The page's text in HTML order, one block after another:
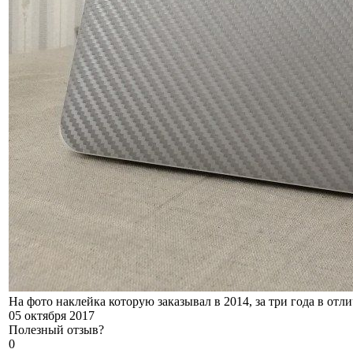
На фото наклейка которую заказывал в 2014, за три года в
05 октября 2017
Полезный отзыв?
0